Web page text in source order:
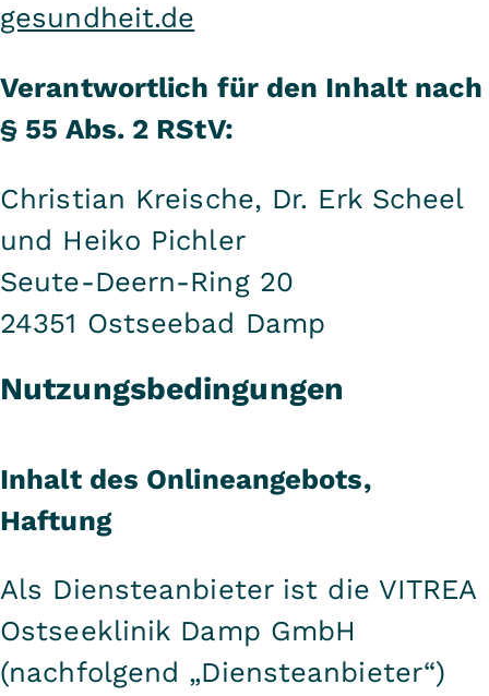
gesundheit.de
Verantwortlich für den Inhalt nach
§ 55 Abs. 2 RStV:
Christian Kreische, Dr. Erk Scheel
und Heiko Pichler
Seute-Deern-Ring 20
24351 Ostseebad Damp
Nutzungsbedingungen
Inhalt des Onlineangebots,
Haftung
Als Diensteanbieter ist die VITREA
Ostseeklinik Damp GmbH
(nachfolgend „Diensteanbieter“)